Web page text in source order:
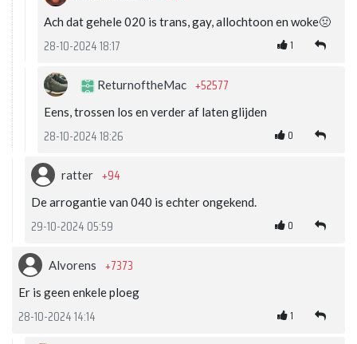
Ach dat gehele 020 is trans, gay, allochtoon en woke🤢
28-10-2024 18:17 1
ReturnoftheMac +52577
Eens, trossen los en verder af laten glijden
28-10-2024 18:26 0
ratter +94
De arrogantie van 040 is echter ongekend.
29-10-2024 05:59 0
Alvorens +7373
Er is geen enkele ploeg
28-10-2024 14:14 1